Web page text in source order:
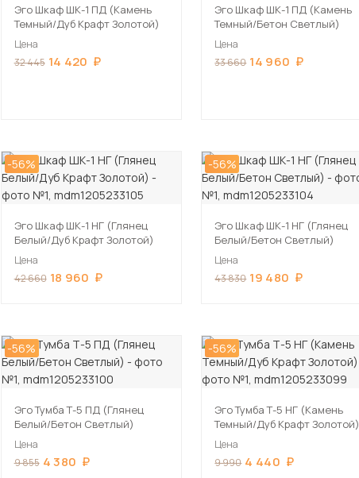
Эго Шкаф ШК-1 ПД (Камень
Темный/Дуб Крафт Золотой)
Цена
32 445 14 420
Эго Шкаф ШК-1 ПД (Камень
Темный/Бетон Светлый)
Цена
33 660 14 960
-56%
Эго Шкаф ШК-1 НГ (Глянец
Белый/Дуб Крафт Золотой)
Цена
42 660 18 960
-56%
Эго Шкаф ШК-1 НГ (Глянец
Белый/Бетон Светлый)
Цена
43 830 19 480
-56%
Эго Тумба Т-5 ПД (Глянец
Белый/Бетон Светлый)
Цена
9 855 4 380
-56%
Эго Тумба Т-5 НГ (Камень
Темный/Дуб Крафт Золотой)
Цена
9 990 4 440